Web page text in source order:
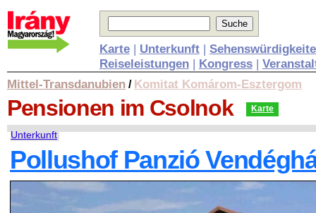
Karte| Unterkunft|
Reiseleistungen| Kongress|
Mittel-Transdanubien / Komitat Komárom-Esztergom
Pensionen im Csolnok Karte
Unterkunft
Pollushof Panzió